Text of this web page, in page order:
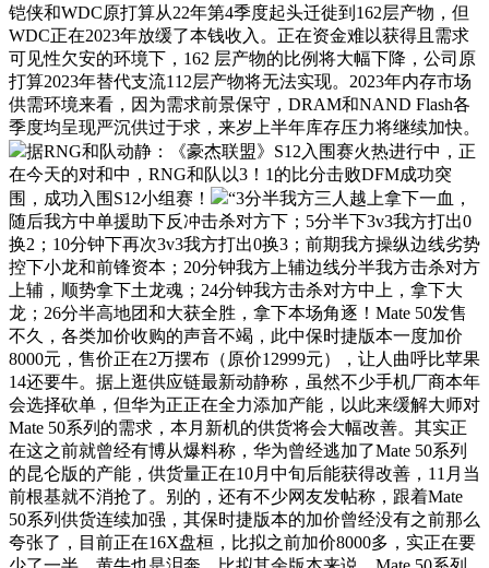
铠侠和WDC原打算从22年第4季度起头迁徙到162层产物，但
WDC正在2023年放缓了本钱收入。正在资金难以获得且需求
可见性欠安的环境下，162 层产物的比例将大幅下降，公司原
打算2023年替代支流112层产物将无法实现。2023年内存市场
供需环境来看，因为需求前景保守，DRAM和NAND Flash各
季度均呈现严沉供过于求，来岁上半年库存压力将继续加快。
据RNG和队动静：《豪杰联盟》S12入围赛火热进行中，正
在今天的对和中，RNG和队以3！1的比分击败DFM成功突
围，成功入围S12小组赛！
“3分半我方三人越上拿下一血，
随后我方中单援助下反冲击杀对方下；5分半下3v3我方打出0
换2；10分钟下再次3v3我方打出0换3；前期我方操纵边线劣势
控下小龙和前锋资本；20分钟我方上辅边线分半我方击杀对方
上辅，顺势拿下土龙魂；24分钟我方击杀对方中上，拿下大
龙；26分半高地团和大获全胜，拿下本场角逐！Mate 50发售
不久，各类加价收购的声音不竭，此中保时捷版本一度加价
8000元，售价正在2万摆布（原价12999元），让人曲呼比苹果
14还要牛。据上逛供应链最新动静称，虽然不少手机厂商本年
会选择砍单，但华为正正在全力添加产能，以此来缓解大师对
Mate 50系列的需求，本月新机的供货将会大幅改善。其实正
在这之前就曾经有博从爆料称，华为曾经逃加了Mate 50系列
的昆仑版的产能，供货量正在10月中旬后能获得改善，11月当
前根基就不消抢了。别的，还有不少网友发帖称，跟着Mate
50系列供货连续加强，其保时捷版本的加价曾经没有之前那么
夸张了，目前正在16X盘桓，比拟之前加价8000多，实正在要